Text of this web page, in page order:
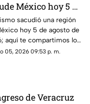
México hoy 5 de
de 2026 ¿Cuál
magnitud?
sacudió una región
hoy 5 de agosto de
aquí te compartimos los
05, 2026 09:53 p. m.
de Veracruz